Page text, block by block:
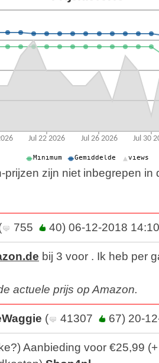
prijzen zijn niet inbegrepen in
755 40) 06-12-2018 14:10
bij 3 voor . Ik heb per
actuele prijs op Amazon.
( 41307 67) 20-
Aanbieding voor €25,99